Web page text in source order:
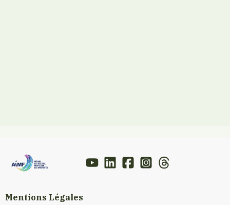
Mentions Légales